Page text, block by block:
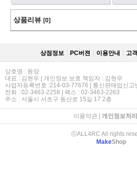
상품리뷰 [0]
상점정보 PC버젼 이용안내 고
상호명 : 동양
대표 : 김현우 | 개인정보 보호 책임자 : 김현우
사업자등록번호 :214-03-77676 | 통신판매업신고
전화 : 02-3463-2258 | 팩스 : 02-3463-2263
주소 : 서울시 서초구 동산로 15길 17 2층
이용약관| 개인정보처
ⓒALL4RC All rights
MakeShop